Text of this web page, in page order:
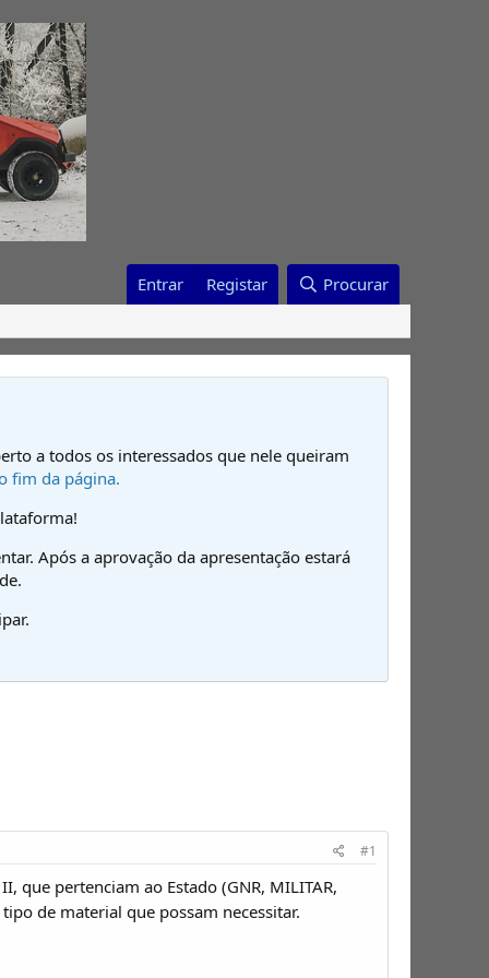
Entrar Registar Procurar
a todos os interessados que nele queiram
fim da página.
Após a aprovação da apresentação estará
#1
que pertenciam ao Estado (GNR, MILITAR,
de material que possam necessitar.